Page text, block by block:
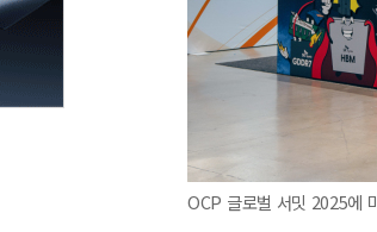
OCP 글로벌 서밋 2025에